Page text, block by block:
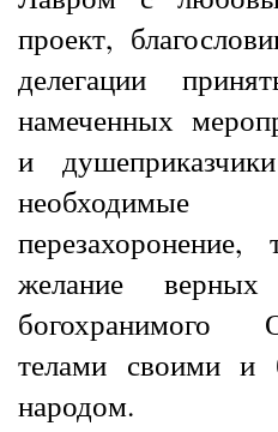
проект,
делегации
намеченных
и
желание
богохранимого
телами своими
народом.